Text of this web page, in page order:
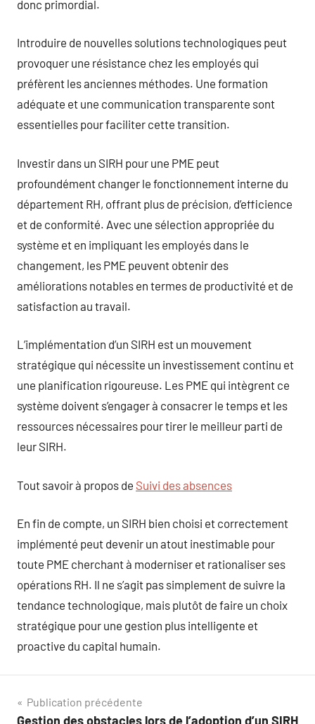
donc primordial.
Introduire de nouvelles solutions technologiques peut
provoquer une résistance chez les employés qui
préfèrent les anciennes méthodes. Une formation
adéquate et une communication transparente sont
essentielles pour faciliter cette transition.
Investir dans un SIRH pour une PME peut
profoundément changer le fonctionnement interne du
département RH, offrant plus de précision, d’efficience
et de conformité. Avec une sélection appropriée du
système et en impliquant les employés dans le
changement, les PME peuvent obtenir des
améliorations notables en termes de productivité et de
satisfaction au travail.
L’implémentation d’un SIRH est un mouvement
stratégique qui nécessite un investissement continu et
une planification rigoureuse. Les PME qui intègrent ce
système doivent s’engager à consacrer le temps et les
ressources nécessaires pour tirer le meilleur parti de
leur SIRH.
Tout savoir à propos de Suivi des absences
En fin de compte, un SIRH bien choisi et correctement
implémenté peut devenir un atout inestimable pour
toute PME cherchant à moderniser et rationaliser ses
opérations RH. Il ne s’agit pas simplement de suivre la
tendance technologique, mais plutôt de faire un choix
stratégique pour une gestion plus intelligente et
proactive du capital humain.
Navigation
Publication précédente
Gestion des obstacles lors de l’adoption d’un SIRH